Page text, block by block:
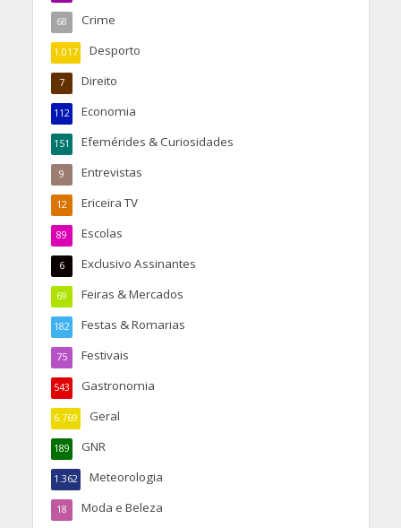
Crime
68
Desporto
1.017
Direito
7
Economia
112
Efemérides & Curiosidades
151
Entrevistas
9
Ericeira TV
12
Escolas
89
Exclusivo Assinantes
6
Feiras & Mercados
69
Festas & Romarias
182
Festivais
75
Gastronomia
543
Geral
6.769
GNR
189
Meteorologia
1.362
Moda e Beleza
18